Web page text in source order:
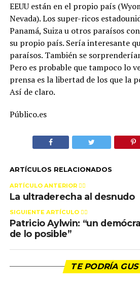
EEUU están en el propio país
Nevada). Los super-ricos
Panamá, Suiza u otros paraísos
su propio país. Sería interesante
paraísos. También se
Pero es probable que tampoco lo
prensa es la libertad de los que la
Así de claro.
Público.es
ARTÍCULOS RELACIONADOS
ARTÍCULO ANTERIOR 👉🏻
La ultraderecha al desnudo
SIGUIENTE ARTÍCULO 👈🏻
Patricio Aylwin: “un
de lo posible”
TE PODRÍA